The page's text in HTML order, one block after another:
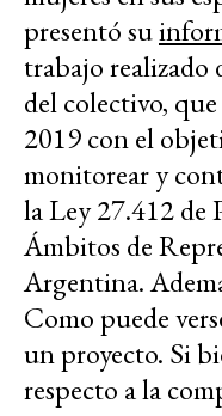
presentó su
trabajo realizado
del colectivo,
2019 con el
monitorear y
la Ley 27.412 de
Ámbitos de
Argentina.
Como puede
un proyecto. Si
respecto a la